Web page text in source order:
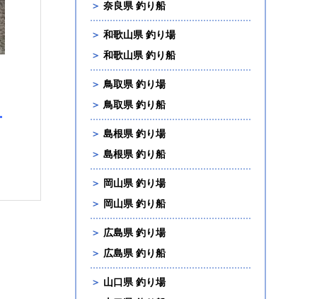
＞ 奈良県 釣り船
＞ 和歌山県 釣り場
＞ 和歌山県 釣り船
＞ 鳥取県 釣り場
＞ 鳥取県 釣り船
＞ 島根県 釣り場
＞ 島根県 釣り船
＞ 岡山県 釣り場
＞ 岡山県 釣り船
＞ 広島県 釣り場
＞ 広島県 釣り船
＞ 山口県 釣り場